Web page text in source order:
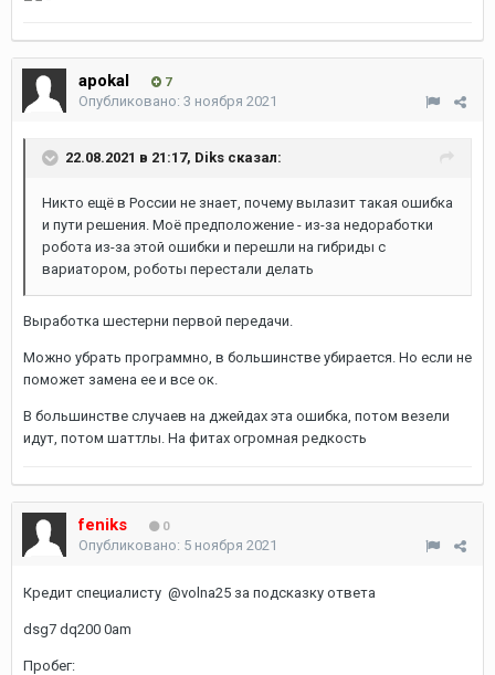
apokal 7
Опубликовано: 3 ноября 2021
22.08.2021 в 21:17, Diks сказал:
Никто ещё в России не знает, почему вылазит такая ошибка
и пути решения. Моё предположение - из-за недоработки
робота из-за этой ошибки и перешли на гибриды с
вариатором, роботы перестали делать
Выработка шестерни первой передачи.
Можно убрать программно, в большинстве убирается. Но если не
поможет замена ее и все ок.
В большинстве случаев на джейдах эта ошибка, потом везели
идут, потом шаттлы. На фитах огромная редкость
feniks 0
Опубликовано: 5 ноября 2021
Кредит специалисту @volna25 за подсказку ответа
dsg7 dq200 0am
Пробег: